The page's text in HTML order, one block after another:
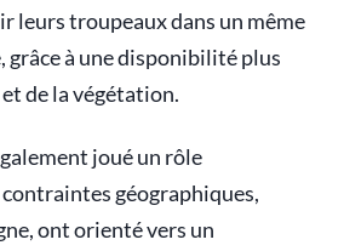
leurs troupeaux dans un même
grâce à une disponibilité plus
de la végétation.
joué un rôle
géographiques,
ont orienté vers un